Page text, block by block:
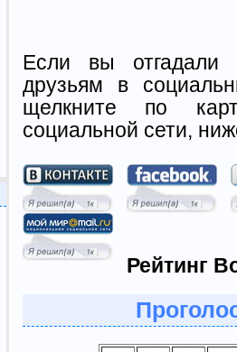
Если вы отгадали
друзьям в
щелкните по
социальной сети,
Рейтинг